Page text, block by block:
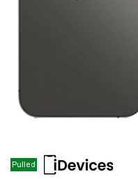
Pulled